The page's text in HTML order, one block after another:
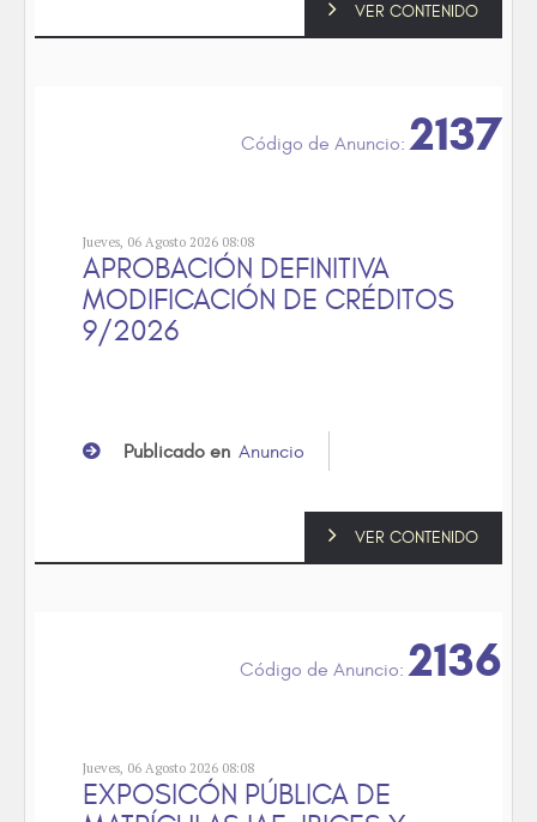
VER CONTENIDO
Jueves, 06 Agosto 2026 08:08
APROBACIÓN DEFINITIVA
MODIFICACIÓN DE CRÉDITOS
9/2026
2137
Publicado en Anuncio
VER CONTENIDO
Jueves, 06 Agosto 2026 08:08
EXPOSICÓN PÚBLICA DE
2136